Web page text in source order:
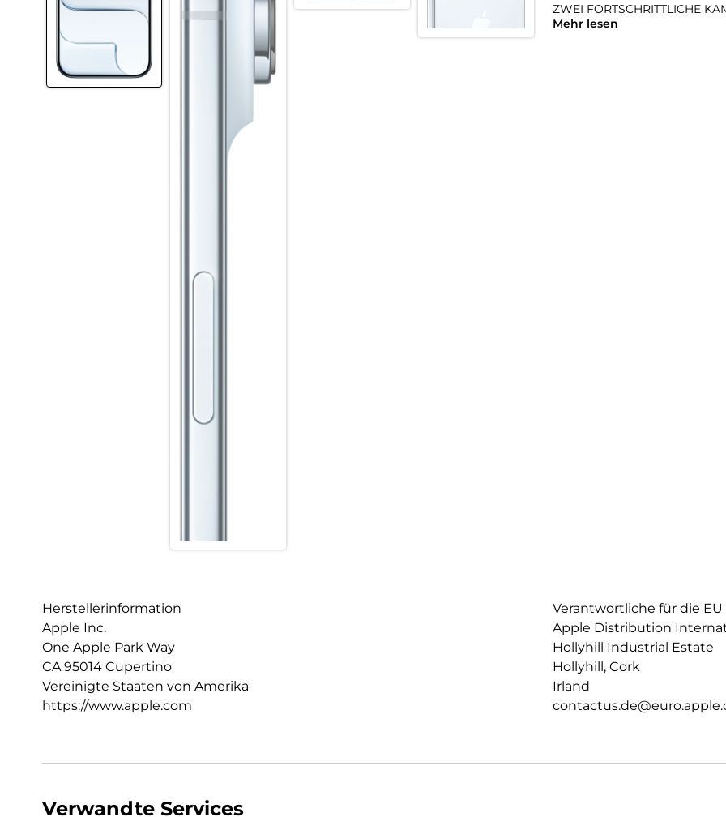
ZWEI FORTSCHRITTLICHE
48 MP Fusion Kamera-
Mehr lesen
Herstellerinformation
Apple Inc.
One Apple Park Way
CA 95014 Cupertino
Vereinigte Staaten von Amerika
https://www.apple.com
Verantwortliche für die EU
Apple Distribution
Hollyhill Industrial Estate
Hollyhill, Cork
Irland
Verwandte Services